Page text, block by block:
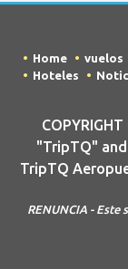
Home vuelos
Hoteles
"TripTQ"
TripTQ
RENUNCIA -